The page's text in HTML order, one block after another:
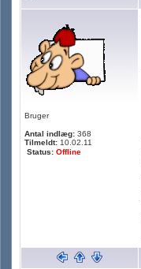
Bruger
Antal indlæg: 368
Tilmeldt: 10.02.11
Status: Offline